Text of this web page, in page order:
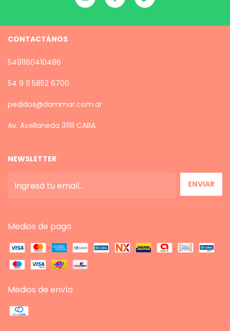
CONTACTÁNOS
5491160410486
54 9 11 5852 6700
pedidos@dammar.com.ar
Av. Avellaneda 3118 CABA
NEWSLETTER
Medios de pago
Medios de envío